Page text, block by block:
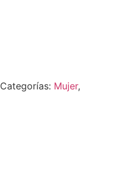
Categorías: Mujer,